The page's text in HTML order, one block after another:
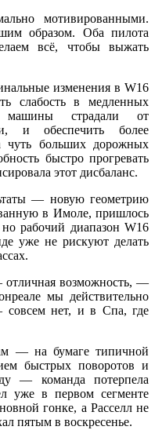
мотивированными.
образом. Оба пилота
всё, чтобы выжать
изменения в W16
слабость в медленных
машины страдали от
и обеспечить более
больших дорожных
быстро прогревать
этот дисбаланс.
— новую геометрию
в Имоле, пришлось
рабочий диапазон W16
уже не рискуют делать
отличная возможность, —
мы действительно
совсем нет, и в Спа, где
— на бумаге типичной
быстрых поворотов и
— команда потерпела
уже в первом сегменте
гонке, а Расселл не
пятым в воскресенье.